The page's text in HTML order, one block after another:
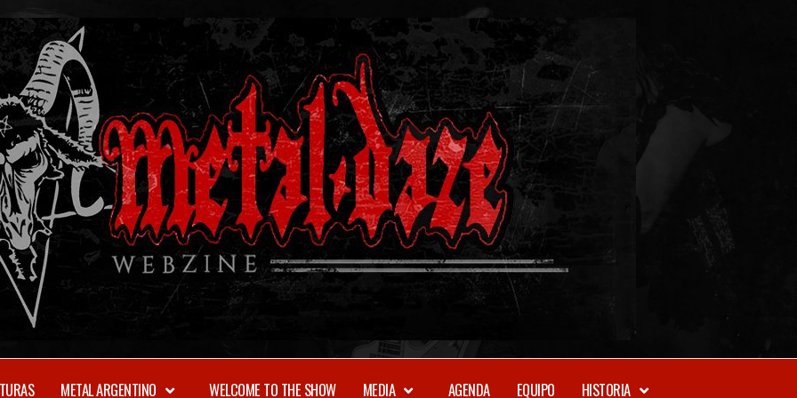
WEBZINE
METAL ARGENTINO WELCOME TO THE SHOW MEDIA AGENDA EQUIPO HISTORIA